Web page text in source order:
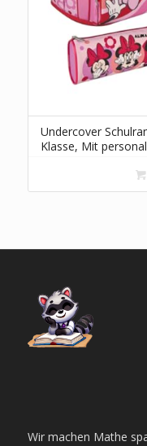
Undercover
Klasse, Mit
Mouse Blumen,
Wir machen Mathe